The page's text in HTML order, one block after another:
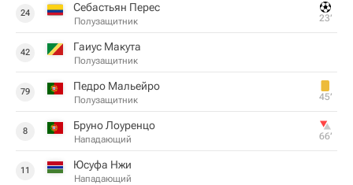
24 Себастьян Перес
Полузащитник 23‎’‎
42 Гаиус Макута
Полузащитник
79 Педро Мальейро
Полузащитник 45‎’‎
8 Бруно Лоуренцо
Нападающий 66‎’‎
11 Юсуфа Нжи
Нападающий